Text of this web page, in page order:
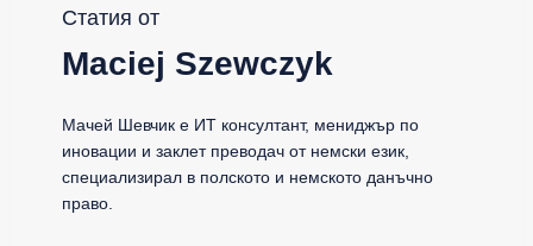
Статия от
Maciej Szewczyk
Мачей Шевчик е ИТ консултант, мениджър по
иновации и заклет преводач от немски език,
специализирал в полското и немското данъчно
право.